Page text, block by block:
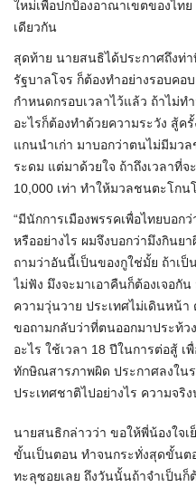
ใหม่เพื่อปกป้องอาณาเขตของไ
เดียวกัน
สุดท้าย​ นายสนธิได้ประกาศถึงท่
รัฐบาลโจร ก็ต้องทำอย่างรอบคอ
กำหนดกรอบเวลาไว้แล้ว ถ้าไม่ท
อะไรก็ต้องทำด้วยความระวัง สู้ค
แกนนำเก่า มาบอกว่าตนไม่มีม
ระดม แต่มาด้วยใจ ถ้าถึงเวลาที่จ
10,000 เท่า ทำให้มวลชนตะโกน
“มีนักการเมืองพรรคเพื่อไทยบอ
หรืออย่างไร ผมจึงบอกว่ามึงกินย
ถามว่าอันนี้เป็นของกูใช่มั้ย ถ้าเป็
ไม่ฟัง มึงจะมาเอาคืนก็ต้องเจอกั
ความวุ่นวาย ประเทศไม่เดินหน้า
ขอถามกลับว่าที่ตนออกมาประท้ว
อะไร ใช้เวลา 18 ปีในการต่อสู้ เ
ทักษิณสารภาพผิด ประกาศลงใน
ประเทศชาติไปอย่างไร ความจริ
นายสนธิกล่าวว่า ขอให้พี่น้องใจเ
ขั้นเป็นตอน ทำจนกระทั่งสุดขั้นต
ทะลุซอยเลย ถึงวันนั้นถ้าจำเป็นก็